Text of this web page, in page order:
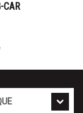
CAR